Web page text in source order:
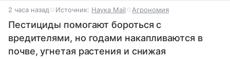
2 часа назад Источник: Наука Mail Агрономия
Пестициды помогают бороться с
вредителями, но годами накапливаются в
почве, угнетая растения и снижая